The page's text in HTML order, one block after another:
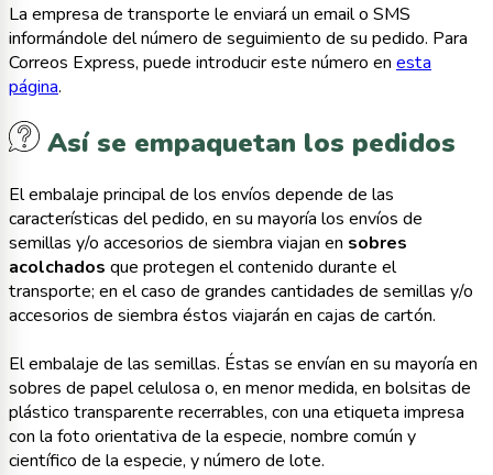
La empresa de transporte le enviará un email o SMS
informándole del número de seguimiento de su pedido. Para
Correos Express, puede introducir este número en esta
página.
Así se empaquetan los pedidos
El embalaje principal de los envíos depende de las
características del pedido, en su mayoría los envíos de
semillas y/o accesorios de siembra viajan en sobres
acolchados que protegen el contenido durante el
transporte; en el caso de grandes cantidades de semillas y/o
accesorios de siembra éstos viajarán en cajas de cartón.
El embalaje de las semillas. Éstas se envían en su mayoría en
sobres de papel celulosa o, en menor medida, en bolsitas de
plástico transparente recerrables, con una etiqueta impresa
con la foto orientativa de la especie, nombre común y
científico de la especie, y número de lote.